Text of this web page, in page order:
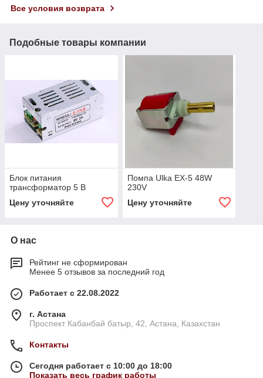
Все условия возврата
Подобные товары компании
Блок питания
трансформатор 5 В
Цену уточняйте
Помпа Ulka EX-5 48W
230V
Цену уточняйте
О нас
Рейтинг не сформирован
Менее 5 отзывов за последний год
Работает с 22.08.2022
г. Астана
Проспект Кабанбай батыр, 42, Астана, Казахстан
Контакты
Сегодня работает с 10:00 до 18:00
Показать весь график работы